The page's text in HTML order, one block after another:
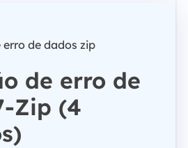
de erro de
Zip (4